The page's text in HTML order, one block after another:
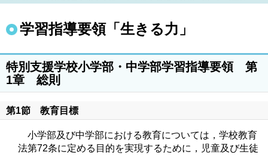
学習指導要領「生きる力」
特別支援学校小学部・中学部学習指導要領 第
1章 総則
第1節 教育目標
小学部及び中学部における教育については，学校教育
法第72条に定める目的を実現するために，児童及び生徒